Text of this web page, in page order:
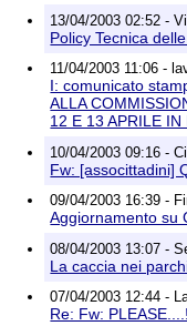
13/04/2003 02:52 -
Policy Tecnica
11/04/2003 11:06 -
I: comunicato
ALLA
12 E 13 APRILE
10/04/2003 09:16 -
Fw: [associttadini]
09/04/2003 16:39 -
Aggiornamento su
08/04/2003 13:07 -
La caccia nei
07/04/2003 12:44 -
Re: Fw: